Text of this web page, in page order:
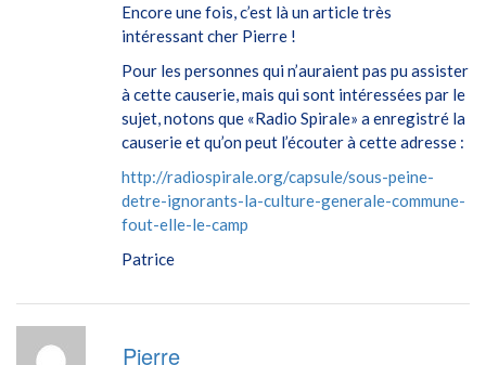
Encore une fois, c’est là un article très
intéressant cher Pierre !
Pour les personnes qui n’auraient pas pu assister
à cette causerie, mais qui sont intéressées par le
sujet, notons que «Radio Spirale» a enregistré la
causerie et qu’on peut l’écouter à cette adresse :
http://radiospirale.org/capsule/sous-peine-
detre-ignorants-la-culture-generale-commune-
fout-elle-le-camp
Patrice
Pierre